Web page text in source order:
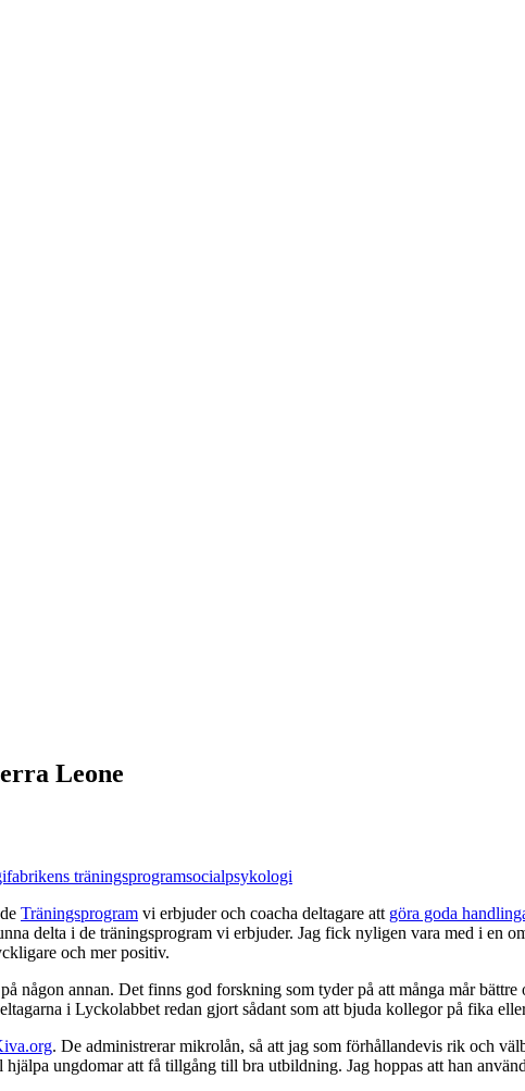
Leone
träningsprogramsocialpsykologi
Träningsprogram vi erbjuder och coacha deltagare att göra goda
delta i de träningsprogram vi erbjuder. Jag fick nyligen vara med i en
och mer positiv.
någon annan. Det finns god forskning som tyder på att många mår
i Lyckolabbet redan gjort sådant som att bjuda kollegor på fika
. De administrerar mikrolån, så att jag som förhållandevis rik och
hjälpa ungdomar att få tillgång till bra utbildning. Jag hoppas att han